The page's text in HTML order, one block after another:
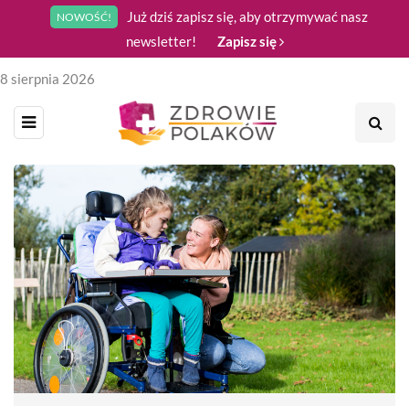
NOWOŚĆ!
Już dziś zapisz się, aby otrzymywać nasz
newsletter!
Zapisz się
8 sierpnia 2026